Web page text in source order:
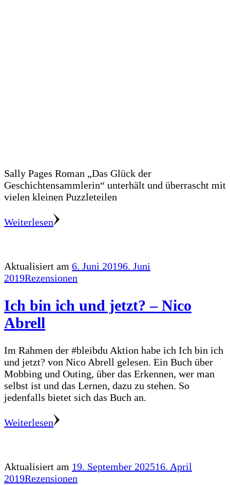
Sally Pages Roman „Das Glück der
Geschichtensammlerin“ unterhält und überrascht mit
vielen kleinen Puzzleteilen
Weiterlesen
Aktualisiert am 6. Juni 20196. Juni
2019Rezensionen
Ich bin ich und jetzt? – Nico
Abrell
Im Rahmen der #bleibdu Aktion habe ich Ich bin ich
und jetzt? von Nico Abrell gelesen. Ein Buch über
Mobbing und Outing, über das Erkennen, wer man
selbst ist und das Lernen, dazu zu stehen. So
jedenfalls bietet sich das Buch an.
Weiterlesen
Aktualisiert am 19. September 202516. April
2019Rezensionen